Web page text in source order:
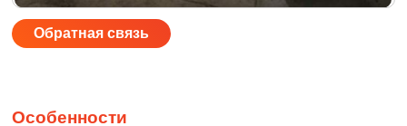
Обратная связь
Особенности